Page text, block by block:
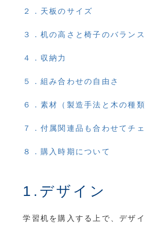
２．天板のサイズ
３．机の高さと椅子のバランス
４．収納力
５．組み合わせの自由さ
６．素材（製造手法と木の種類
７．付属関連品も合わせてチ
８．購入時期について
1.デザイン
学習机を購入する上で、デザ